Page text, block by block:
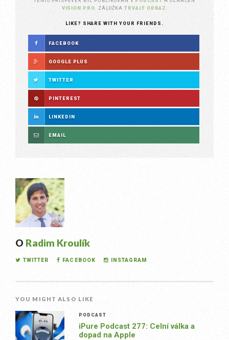
VISION PRO . ZÁLOŽKATRVALÝ ODKAZ
LIKE? SHARE WITH YOUR FRIENDS.
FACEBOOK
GOOGLE PLUS
TWITTER
PINTEREST
LINKEDIN
EMAIL
O Radim Kroulík
TWITTER FACEBOOK INSTAGRAM
YOU MIGHT ALSO LIKE
PODCAST
iPure Podcast 277: Celní válka a
dopad na Apple